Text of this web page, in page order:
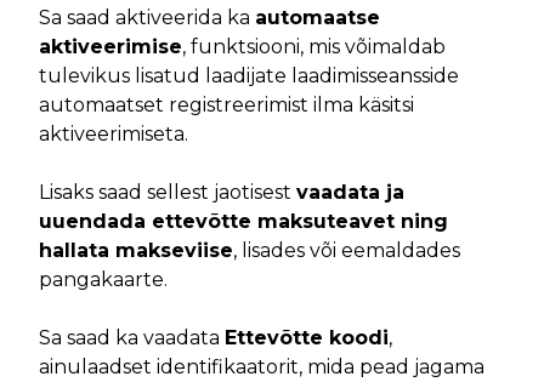
Sa saad aktiveerida ka automaatse
aktiveerimise, funktsiooni, mis võimaldab
tulevikus lisatud laadijate laadimisseansside
automaatset registreerimist ilma käsitsi
aktiveerimiseta.
Lisaks saad sellest jaotisest vaadata ja
uuendada ettevõtte maksuteavet ning
hallata makseviise, lisades või eemaldades
pangakaarte.
Sa saad ka vaadata Ettevõtte koodi,
ainulaadset identifikaatorit, mida pead jagama